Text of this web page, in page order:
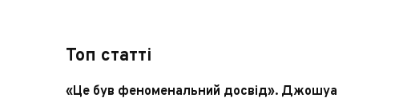
Топ статті
«Це був феноменальний досвід». Джошуа